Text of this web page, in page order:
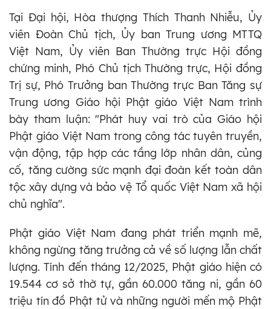
Tại Đại hội, Hòa thượng Thích Thanh Nhiễu, Ủy
viên Đoàn Chủ tịch, Ủy ban Trung ương MTTQ
Việt Nam, Ủy viên Ban Thường trực Hội đồng
chứng minh, Phó Chủ tịch Thường trực, Hội đồng
Trị sự, Phó Trưởng ban Thường trực Ban Tăng sự
Trung ương Giáo hội Phật giáo Việt Nam trình
bày tham luận: "Phát huy vai trò của Giáo hội
Phật giáo Việt Nam trong công tác tuyên truyền,
vận động, tập hợp các tầng lớp nhân dân, củng
cố, tăng cường sức mạnh đại đoàn kết toàn dân
tộc xây dựng và bảo vệ Tổ quốc Việt Nam xã hội
chủ nghĩa".
Phật giáo Việt Nam đang phát triển mạnh mẽ,
không ngừng tăng trưởng cả về số lượng lẫn chất
lượng. Tính đến tháng 12/2025, Phật giáo hiện có
19.544 cơ sở thờ tự, gần 60.000 tăng ni, gần 60
triệu tín đồ Phật tử và những người mến mộ Phật